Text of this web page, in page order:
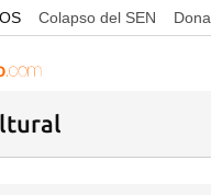
Colapso del SEN